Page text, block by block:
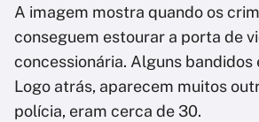
A imagem mostra quando os
conseguem estourar a porta de
concessionária. Alguns
Logo atrás, aparecem muitos
polícia, eram cerca de 30.